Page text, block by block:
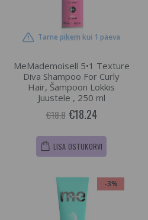
Tarne pikem kui 1 päeva
MeMademoisell 5•1 Texture
Diva Shampoo For Curly
Hair, Šampoon Lokkis
Juustele , 250 ml
€18.8 €18.24
LISA OSTUKORVI
-3%